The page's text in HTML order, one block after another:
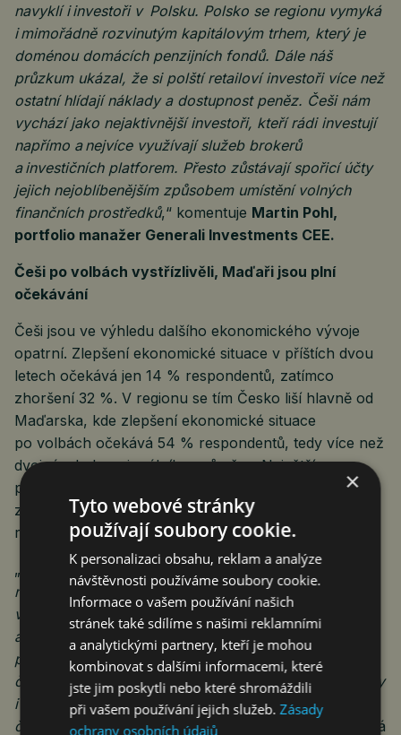
navyklí i investoři v Polsku. Polsko se regionu vymyká
i mimořádně rozvinutým kapitálovým trhem, který je
doménou domácích penzijních fondů. Dále náš
průzkum ukázal, že si polští retailoví investoři více než
ostatní hlídají náklady a dostupnost peněz. Češi nám
vychází jako nejaktivnější investoři, kteří rádi investují
napřímo a nejvíce využívají služeb brokerů
a investičních platforem. Přesto zůstávají spořicí účty
jejich nejoblíbenějším způsobem umístění volných
finančních prostředků,“ komentuje Martin Pohl,
portfolio manažer Generali Investments CEE.
Češi po volbách vystřízlivěli, Maďaři jsou plní
očekávání
Češi jsou ve výhledu dalšího ekonomického vývoje
opatrní. Zlepšení ekonomické situace v příštích dvou
letech očekává jen 14 % respondentů, zatímco
zhoršení 32 %. V regionu se tím Česko liší hlavně od
Maďarska, kde zlepšení ekonomické situace
po volbách očekává 54 % respondentů, tedy více než
dvojnásobek regionálního průměru. Největší
pesimismus naopak panuje na Slovensku, kde
zhoršení ekonomiky očekává téměř polovina
respondentů.
„ Češi sice nečekají rychlé zlepšení ekonomiky,
neznamená to ale, že by se stáhli do pasivity. Právě
v Česku investuje více lidí než v Maďarsku i Polsku
a tuzemští investoři častěji, než sousedé vnímají
pokles trhu jako příležitost. Mají zkušenost s výkyvy,
častěji si budují rezervu a více pracují s akciemi, fondy
i online nástroji. Právě tato kombinace ukazuje, že
český investor za poslední roky velmi dospěl
,“ uzavírá
×
Tyto webové stránky
používají soubory cookie.
K personalizaci obsahu, reklam a analýze
návštěvnosti používáme soubory cookie.
Informace o vašem používání našich
stránek také sdílíme s našimi reklamními
a analytickými partnery, kteří je mohou
kombinovat s dalšími informacemi, které
jste jim poskytli nebo které shromáždili
při vašem používání jejich služeb.Zásady
ochrany osobních údajů